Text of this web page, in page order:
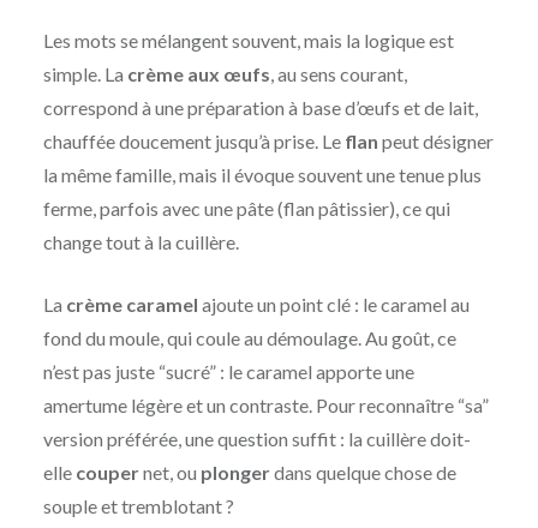
Les mots se mélangent souvent, mais la logique est
simple. La crème aux œufs, au sens courant,
correspond à une préparation à base d’œufs et de lait,
chauffée doucement jusqu’à prise. Le flan peut désigner
la même famille, mais il évoque souvent une tenue plus
ferme, parfois avec une pâte (flan pâtissier), ce qui
change tout à la cuillère.
La crème caramel ajoute un point clé : le caramel au
fond du moule, qui coule au démoulage. Au goût, ce
n’est pas juste “sucré” : le caramel apporte une
amertume légère et un contraste. Pour reconnaître “sa”
version préférée, une question suffit : la cuillère doit-
elle coupernet, ou plongerdans quelque chose de
souple et tremblotant ?